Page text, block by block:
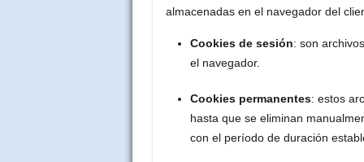
almacenadas en el navegador del
Cookies de sesión: son
el navegador.
Cookies permanentes: estos
hasta que se eliminan
con el período de duración